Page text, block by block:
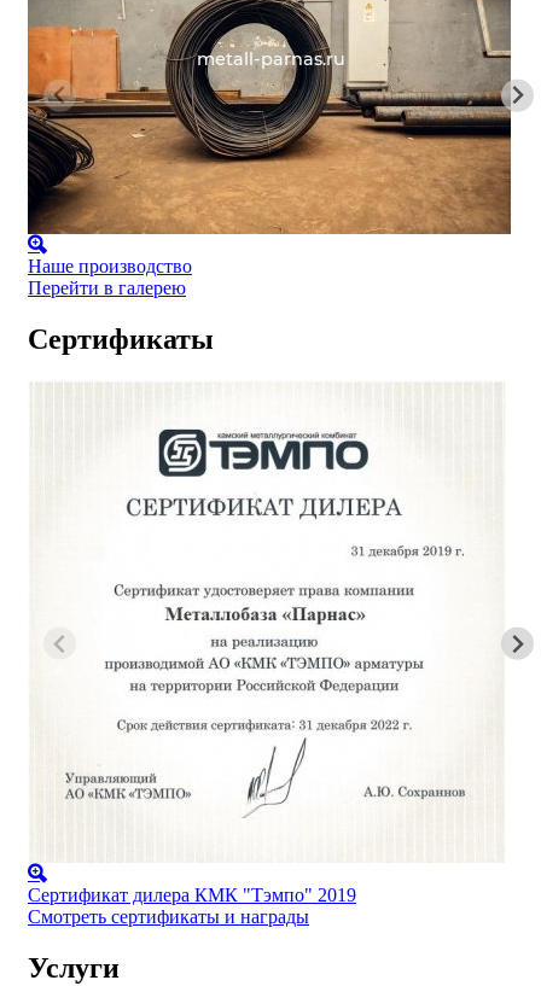
Наше производство
Перейти в галерею
Сертификаты
Сертификат дилера КМК "Тэмпо" 2019
Смотреть сертификаты и награды
Услуги